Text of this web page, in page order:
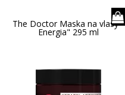
The Doctor Maska na vlasy "
Energia" 295 ml